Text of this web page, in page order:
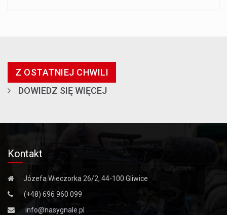
Z OSTATNIEJ CHWILI
DOWIEDZ SIĘ WIĘCEJ
Kontakt
Józefa Wieczorka 26/2, 44-100 Gliwice
(+48) 696 960 099
info@nasygnale.pl